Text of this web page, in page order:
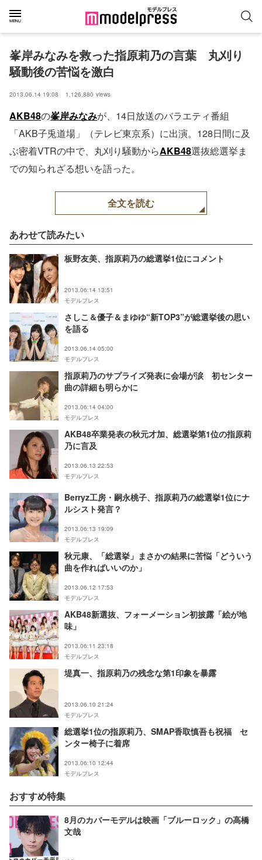
峯岸みなみを救った指原莉乃の言葉　丸刈り
騒動後の苦悩を激白
2013.06.14 19:08 1,126,880 views
AKB48の峯岸みなみが、14日放送のバラエティ番組
「AKB子兎道場」（テレビ東京系）に出演。128日間に及
ぶ密着VTRの中で、丸刈り騒動からAKB48選抜総選挙ま
での知られざる想いを語った。
全文を読む
あわせて読みたい
板野友美、指原莉乃の総選挙1位にコメント
2013.06.14 13:51
モデルプレス
さしこ＆優子＆まゆゆ“新TOP3”が総選挙後の思い
を語る
2013.06.14 05:00
モデルプレス
指原莉乃のサプライズ発表に会場が涙 初センター
曲の詳細も明らかに
2013.06.14 04:00
モデルプレス
AKB48卒業発表の秋元才加、総選挙第1位の指原莉
乃に言及
2013.06.13 22:53
モデルプレス
Berryz工房・嗣永桃子、指原莉乃の総選挙1位にナ
ルシスト発言？
2013.06.13 19:09
モデルプレス
秋元康、「総選挙」まさかの結果に苦悩「どういう
曲を作ればいいのか」
2013.06.12 17:53
モデルプレス
AKB48新選抜、フォーメーション初披露「絵が地
味」
2013.06.11 23:18
モデルプレス
堤真一、指原莉乃の残念な第1印象を暴露
2013.06.10 21:24
モデルプレス
総選挙1位の指原莉乃、SMAP香取慎吾も祝福 セ
ンター椅子に着席
2013.06.10 12:44
モデルプレス
おすすめ特集
8月のカバーモデルは映画「ブルーロック」の高橋
文哉